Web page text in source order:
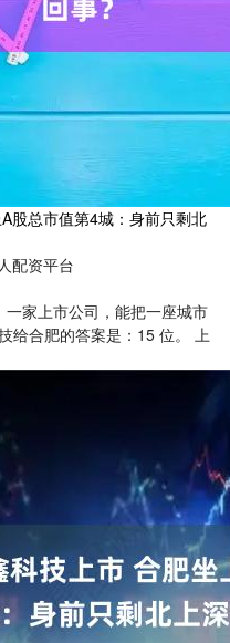
股总市值第4城：身前只剩北
配资平台
家上市公司，能把一座城市
给合肥的答案是：15 位。 上